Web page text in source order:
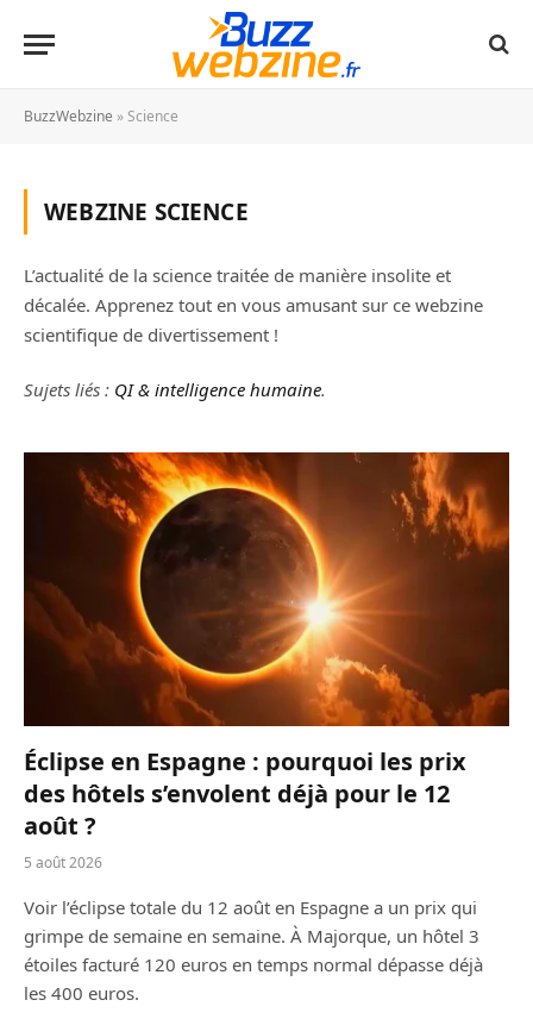
BuzzWebzine »Science
WEBZINE SCIENCE
L’actualité de la science traitée de manière insolite et
décalée. Apprenez tout en vous amusant sur ce webzine
scientifique de divertissement !
Sujets liés : QI & intelligence humaine.
Éclipse en Espagne : pourquoi les prix
des hôtels s’envolent déjà pour le 12
août ?
5 août 2026
Voir l’éclipse totale du 12 août en Espagne a un prix qui
grimpe de semaine en semaine. À Majorque, un hôtel 3
étoiles facturé 120 euros en temps normal dépasse déjà
les 400 euros.